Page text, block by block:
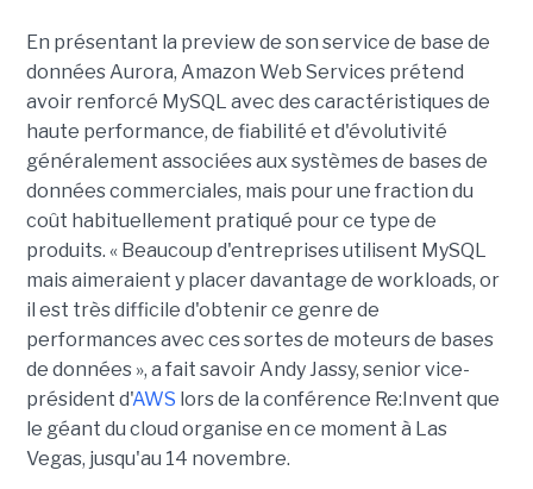
En présentant la preview de son service de base de
données Aurora, Amazon Web Services prétend
avoir renforcé MySQL avec des caractéristiques de
haute performance, de fiabilité et d'évolutivité
généralement associées aux systèmes de bases de
données commerciales, mais pour une fraction du
coût habituellement pratiqué pour ce type de
produits. « Beaucoup d'entreprises utilisent MySQL
mais aimeraient y placer davantage de workloads, or
il est très difficile d'obtenir ce genre de
performances avec ces sortes de moteurs de bases
de données », a fait savoir Andy Jassy, senior vice-
président d'AWS lors de la conférence Re:Invent que
le géant du cloud organise en ce moment à Las
Vegas, jusqu'au 14 novembre.